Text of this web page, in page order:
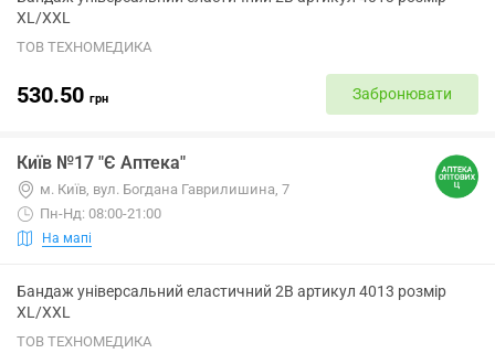
XL/XXL
ТОВ ТЕХНОМЕДИКА
530.50 грн Забронювати
Київ №17 "Є Аптека"
м. Київ, вул. Богдана Гаврилишина, 7
Пн-Нд: 08:00-21:00
На мапі
Бандаж універсальний еластичний 2B артикул 4013 розмір
XL/XXL
ТОВ ТЕХНОМЕДИКА